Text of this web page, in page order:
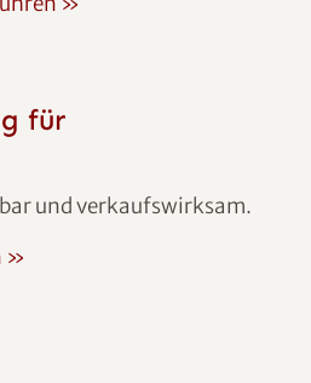
für
und verkaufswirksam.
»